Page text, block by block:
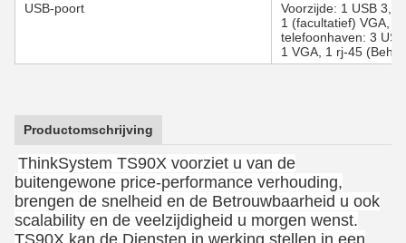
USB-poort
Voorzijde: 1 USB 3,1
1 (facultatief) VGA,
telefoonhaven: 3
1 VGA, 1 rj-45
Productomschrijving
ThinkSystem TS90X voorziet u van de
buitengewone price-performance verhouding,
brengen de snelheid en de Betrouwbaarheid u ook
scalability en de veelzijdigheid u morgen wenst.
TS90X kan de Diensten in werking stellen in een